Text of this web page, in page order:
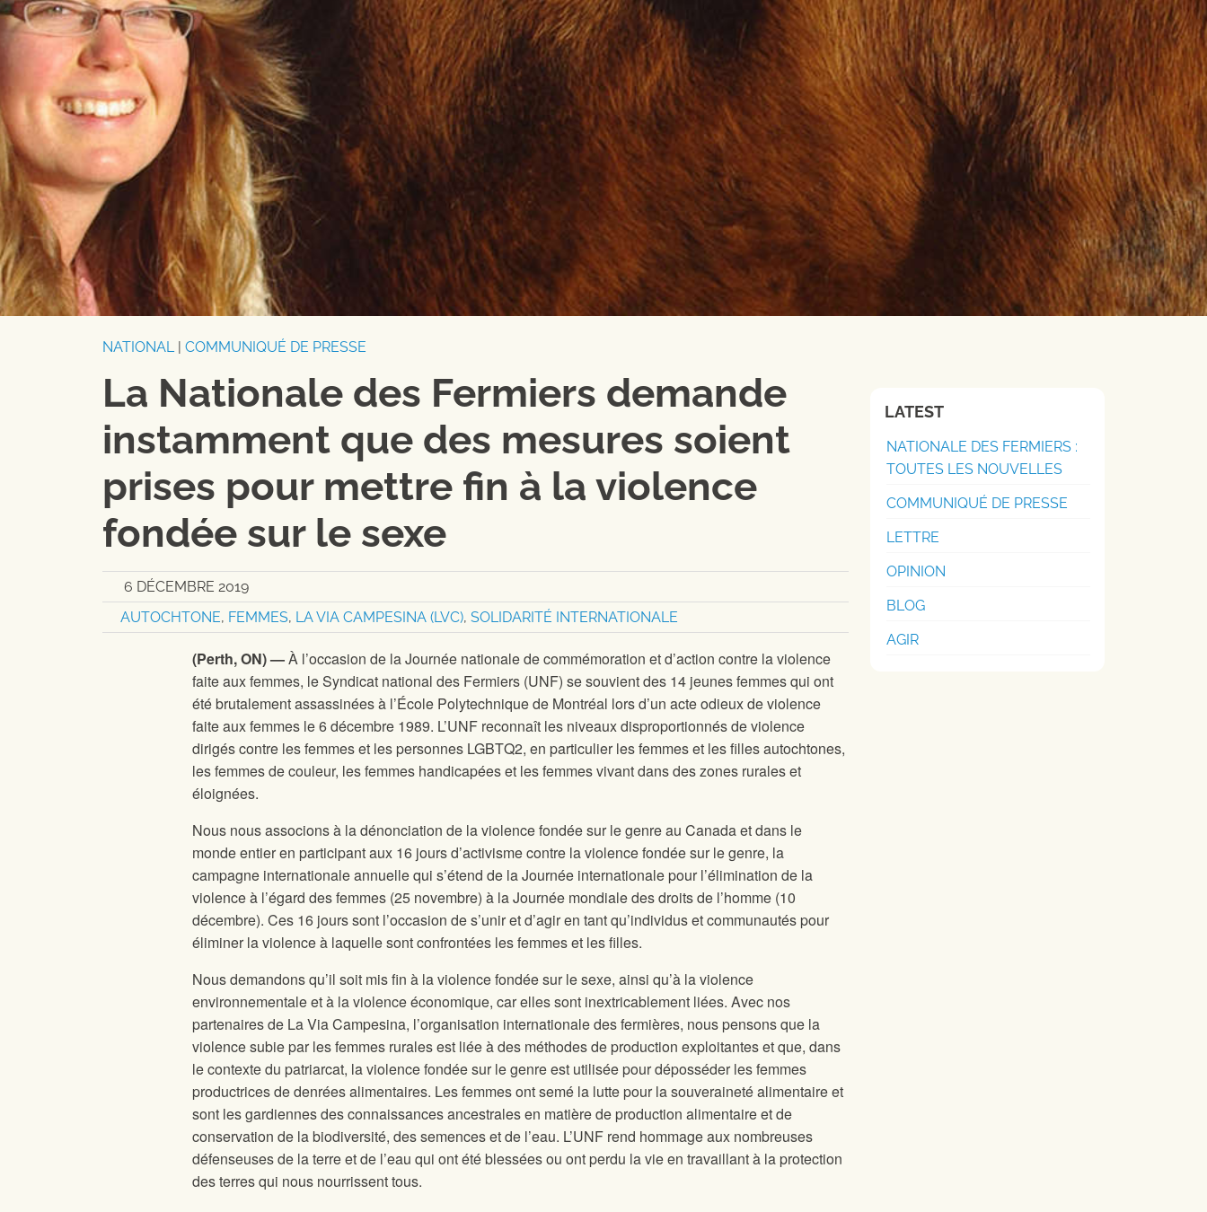
NATIONAL| COMMUNIQUÉ DE PRESSE
La Nationale des Fermiers demande
instamment que des mesures soient
prises pour mettre fin à la violence
fondée sur le sexe
6 DÉCEMBRE 2019
AUTOCHTONE, FEMMES, LA VIA CAMPESINA (LVC), SOLIDARITÉ INTERNATIONALE
(Perth, ON) —À l’occasion de la Journée nationale de commémoration et d’action contre la violence
faite aux femmes, le Syndicat national des Fermiers (UNF) se souvient des 14 jeunes femmes qui ont
été brutalement assassinées à l’École Polytechnique de Montréal lors d’un acte odieux de violence
faite aux femmes le 6 décembre 1989. L’UNF reconnaît les niveaux disproportionnés de violence
dirigés contre les femmes et les personnes LGBTQ2, en particulier les femmes et les filles autochtones,
les femmes de couleur, les femmes handicapées et les femmes vivant dans des zones rurales et
éloignées.
Nous nous associons à la dénonciation de la violence fondée sur le genre au Canada et dans le
monde entier en participant aux 16 jours d’activisme contre la violence fondée sur le genre, la
campagne internationale annuelle qui s’étend de la Journée internationale pour l’élimination de la
violence à l’égard des femmes (25 novembre) à la Journée mondiale des droits de l’homme (10
décembre). Ces 16 jours sont l’occasion de s’unir et d’agir en tant qu’individus et communautés pour
éliminer la violence à laquelle sont confrontées les femmes et les filles.
Nous demandons qu’il soit mis fin à la violence fondée sur le sexe, ainsi qu’à la violence
environnementale et à la violence économique, car elles sont inextricablement liées. Avec nos
partenaires de La Via Campesina, l’organisation internationale des fermières, nous pensons que la
violence subie par les femmes rurales est liée à des méthodes de production exploitantes et que, dans
le contexte du patriarcat, la violence fondée sur le genre est utilisée pour déposséder les femmes
productrices de denrées alimentaires. Les femmes ont semé la lutte pour la souveraineté alimentaire et
sont les gardiennes des connaissances ancestrales en matière de production alimentaire et de
conservation de la biodiversité, des semences et de l’eau. L’UNF rend hommage aux nombreuses
défenseuses de la terre et de l’eau qui ont été blessées ou ont perdu la vie en travaillant à la protection
des terres qui nous nourrissent tous.
LATEST
NATIONALE DES FERMIERS :
TOUTES LES NOUVELLES
COMMUNIQUÉ DE PRESSE
LETTRE
OPINION
BLOG
AGIR